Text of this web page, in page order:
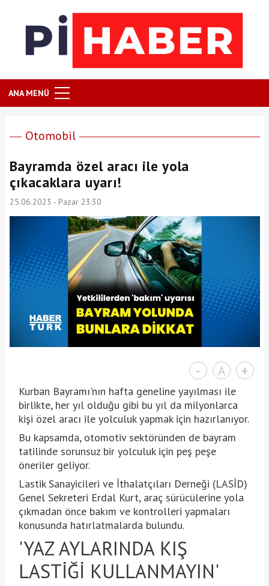
ANA MENÜ
Otomobil
Bayramda özel aracı ile yola
çıkacaklara uyarı!
25.06.2023 - Pazar 23:30
- A +
Kurban Bayramı'nın hafta geneline yayılması ile
birlikte, her yıl olduğu gibi bu yıl da milyonlarca
kişi özel aracı ile yolculuk yapmak için hazırlanıyor.
Bu kapsamda, otomotiv sektöründen de bayram
tatilinde sorunsuz bir yolculuk için peş peşe
öneriler geliyor.
Lastik Sanayicileri ve İthalatçıları Derneği (LASİD)
Genel Sekreteri Erdal Kurt, araç sürücülerine yola
çıkmadan önce bakım ve kontrolleri yapmaları
konusunda hatırlatmalarda bulundu.
'YAZ AYLARINDA KIŞ
LASTİĞİ KULLANMAYIN'